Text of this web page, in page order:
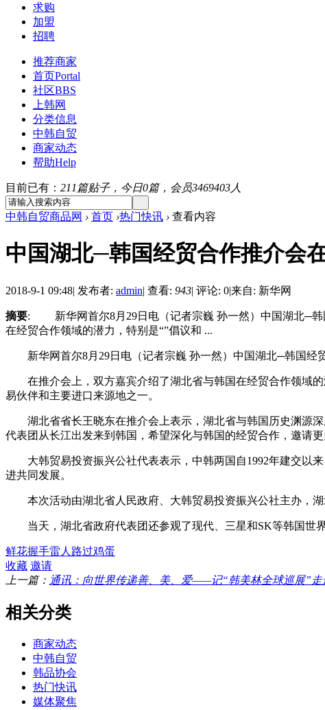
求购
加盟
招聘
推荐商家
首页Portal
社区BBS
上韩网
分类信息
中韩自贸
商家动态
帮助Help
目前已有： 211篇贴子，今日0篇，会员3469403人
中韩自贸商品网 › 首页 ›热门快讯 › 查看内容
中国湖北─韩国经贸合作推介会
2018-9-1 09:48| 发布者: admin| 查看: 943| 评论: 0|来自: 新华网
摘要: 新华网首尔8月29日电（记者宗巍 孙一然）中国湖北─韩
在经贸合作领域的潜力，特别是“”倡议和 ...
新华网首尔8月29日电（记者宗巍 孙一然）中国湖北─韩国经
在推介会上，双方嘉宾介绍了湖北省与韩国在经贸合作领域的
易伙伴和主要进口来源地之一。
湖北省省长王晓东在推介会上表示，湖北省与韩国历史渊源深
代表团从长江出发来到韩国，希望深化与韩国的经贸合作，邀请更
大韩贸易投资振兴公社代表表示，中韩两国自1992年建交以来
进共同发展。
本次活动由湖北省人民政府、大韩贸易投资振兴公社主办，湖
当天，湖北省政府代表团还参观了现代、三星和SK等韩国世界
鲜花握手雷人 路过鸡蛋
收藏 邀请
上一篇： 通讯：向世界传递善、美、爱——记“韩美林全球巡展”走
相关分类
商家动态
中韩自贸
韩品协会
热门快讯
媒体聚焦